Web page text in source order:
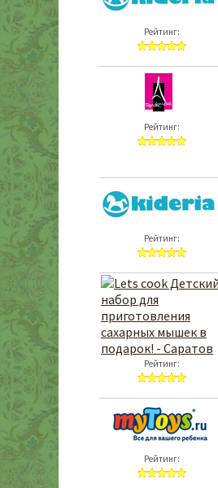
Рейтинг:
Рейтинг:
Рейтинг:
Рейтинг:
Рейтинг: